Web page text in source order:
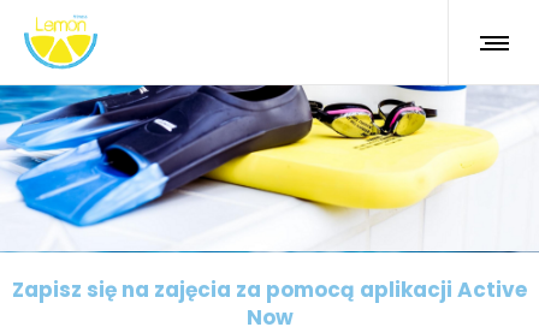
Zapisz się na zajęcia za pomocą aplikacji Active
Now